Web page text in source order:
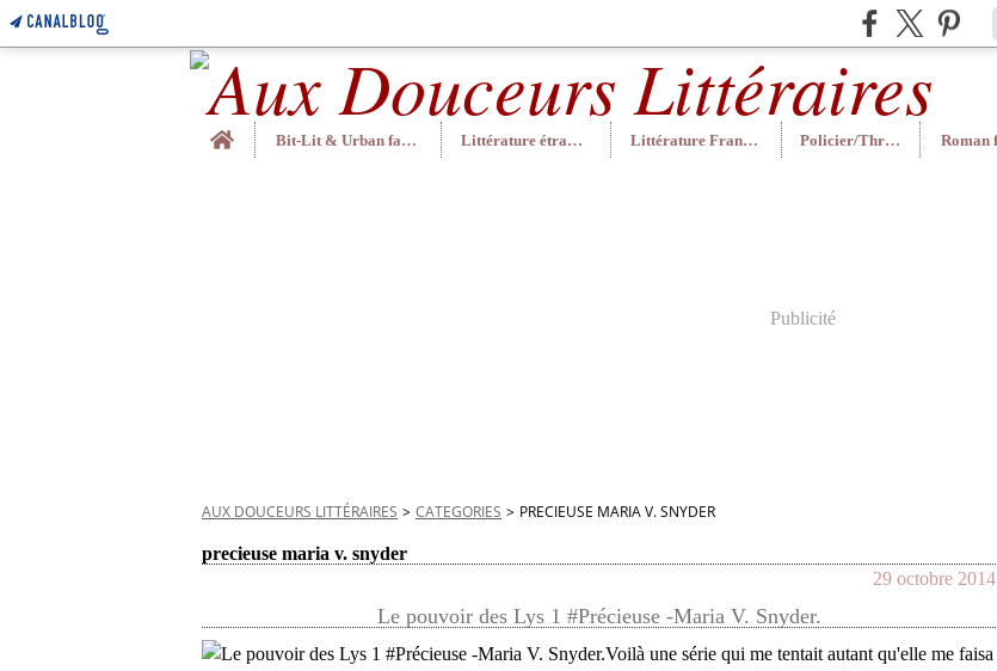
Home
Bit-Lit & Urban fantasy Littérature étrangère Littérature Française Policier/Thriller
Publicité
AUX DOUCEURS LITTÉRAIRES > CATEGORIES > PRECIEUSE MARIA V. SNYDER
precieuse maria v. snyder
29 octobre 2014
Le pouvoir des Lys 1 #Précieuse -Maria V. Snyder.
Voilà une série qui me tentait autant qu'elle me faisa